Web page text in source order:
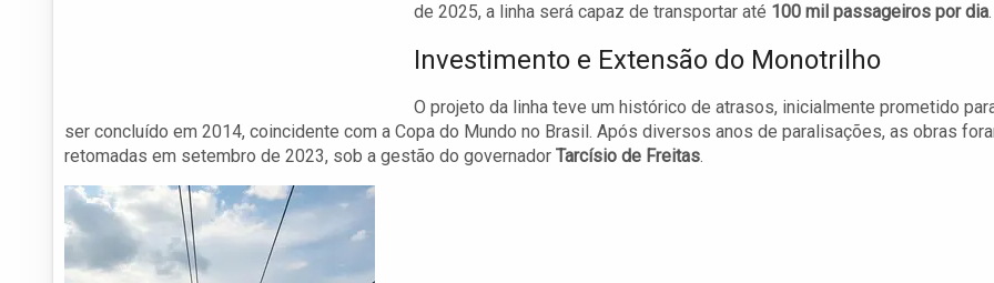
de 2025, a linha será capaz de transportar até 100 mil passageiros por dia.
Investimento e Extensão do Monotrilho
O projeto da linha teve um histórico de atrasos, inicialmente prometido
ser concluído em 2014, coincidente com a Copa do Mundo no Brasil. Após diversos anos de paralisações, as obras
retomadas em setembro de 2023, sob a gestão do governador Tarcísio de Freitas.